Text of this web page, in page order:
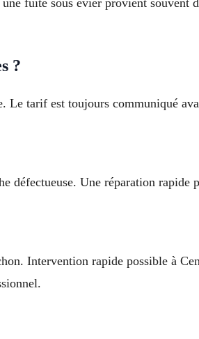
?
Le tarif est toujours communiqué
Une réparation rapide
Intervention rapide possible à